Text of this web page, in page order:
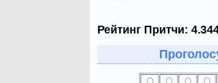
Рейтинг Притчи: